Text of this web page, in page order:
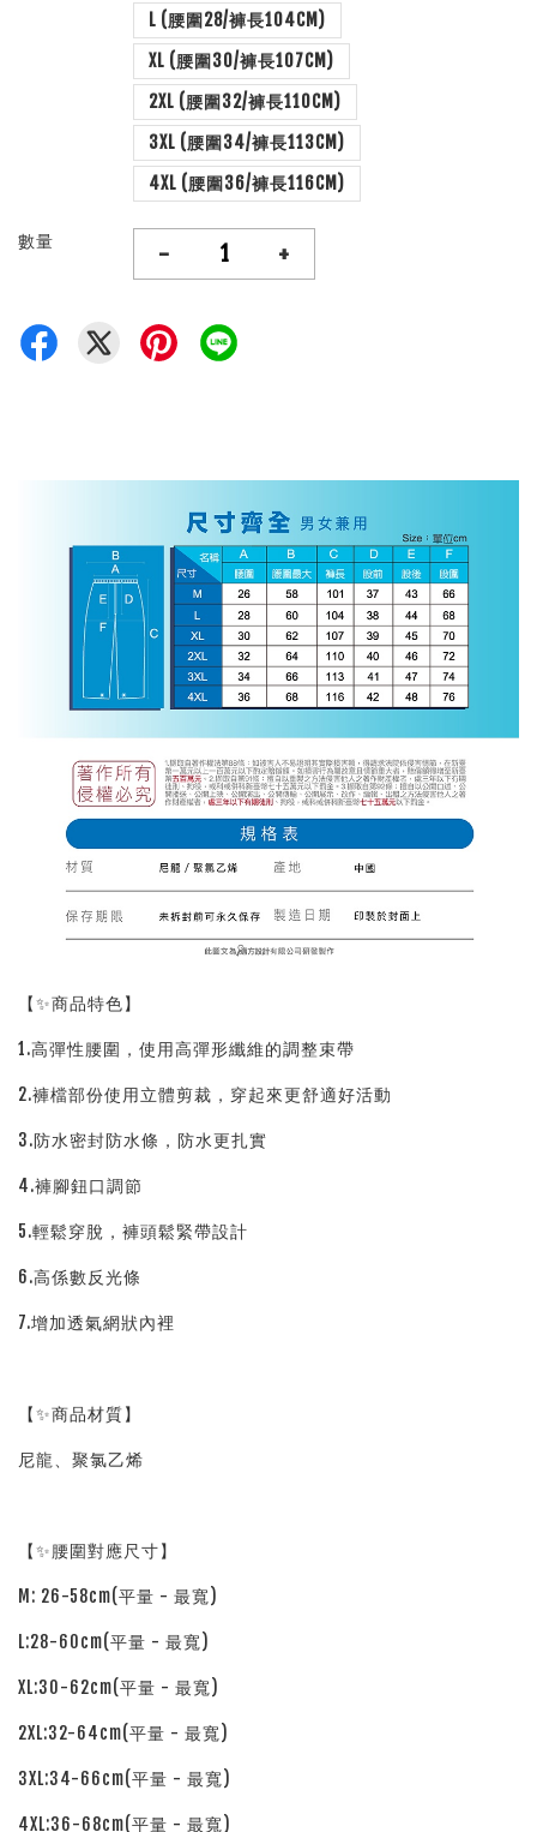
L (腰圍28/褲長104CM)
XL (腰圍30/褲長107CM)
2XL (腰圍32/褲長110CM)
3XL (腰圍34/褲長113CM)
4XL (腰圍36/褲長116CM)
數量 - +
【✨商品特色】
1.高彈性腰圍，使用高彈形纖維的調整束帶
2.褲檔部份使用立體剪裁，穿起來更舒適好活動
3.防水密封防水條，防水更扎實
4.褲腳鈕口調節
5.輕鬆穿脫，褲頭鬆緊帶設計
6.高係數反光條
7.增加透氣網狀內裡
【✨商品材質】
尼龍、聚氯乙烯
【✨腰圍對應尺寸】
M: 26-58cm(平量 - 最寬)
L:28-60cm(平量 - 最寬)
XL:30-62cm(平量 - 最寬)
2XL:32-64cm(平量 - 最寬)
3XL:34-66cm(平量 - 最寬)
4XL:36-68cm(平量 - 最寬)